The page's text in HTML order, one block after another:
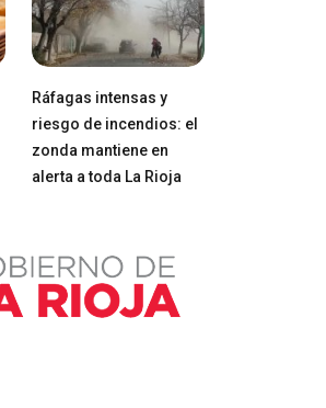
Ráfagas intensas y
riesgo de incendios: el
zonda mantiene en
alerta a toda La Rioja